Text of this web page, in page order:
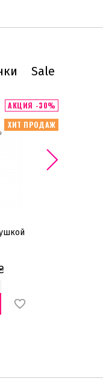
Sale
ХИТ ПРОДАЖ
АКЦИЯ -30%